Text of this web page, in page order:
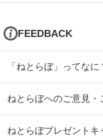
FEEDBACK
「ねとらぼ」ってなに
ねとらぼへのご意見・
ねとらぼプレゼントキ